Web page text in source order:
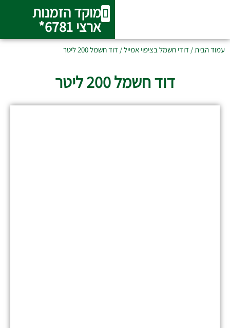
מוקד הזמנות
ארצי 6781*
עמוד הבית/ דודי חשמל בציפוי אמייל/ דוד חשמל 200 ליטר
דוד חשמל 200 ליטר